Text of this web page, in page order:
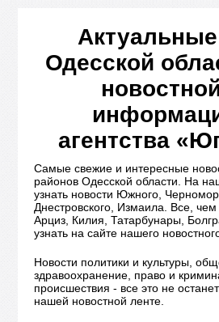
Одесской
агентства
Самые свежие и интересные
районов Одесской области. На
узнать новости Южного,
Днестровского, Измаила. Все,
Арциз, Килия, Татарбунары,
узнать на сайте нашего
Новости политики и культуры,
здравоохранение, право и
происшествия - все это не
нашей новостной ленте.